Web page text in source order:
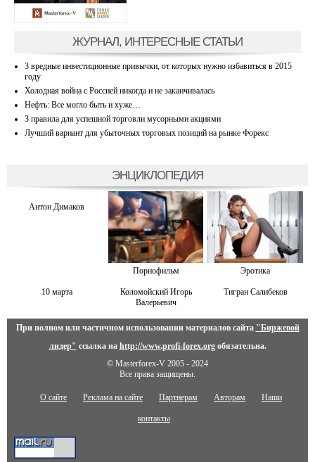
ЖУРНАЛ, ИНТЕРЕСНЫЕ СТАТЬИ
3 вредные инвестиционные привычки, от которых нужно избавиться в 2015
году
Холодная война с Россией никогда и не заканчивалась
Нефть: Все могло быть и хуже…
3 правила для успешной торговли мусорными акциями
Лучший вариант для убыточных торговых позиций на рынке Форекс
ЭНЦИКЛОПЕДИЯ
Антон Димаков
Порнофильм Эротика
10 марта
Коломойский Игорь
Валерьевич
Тигран Салибеков
При полном или частичном использовании материалов сайта "Биржевой
лидер" ссылка на http://www.profi-forex.orgобязательна.
© Masterforex-V 2005 - 2024
Все права защищены.
О сайте Реклама на сайте Партнерам Авторам Наши
контакты